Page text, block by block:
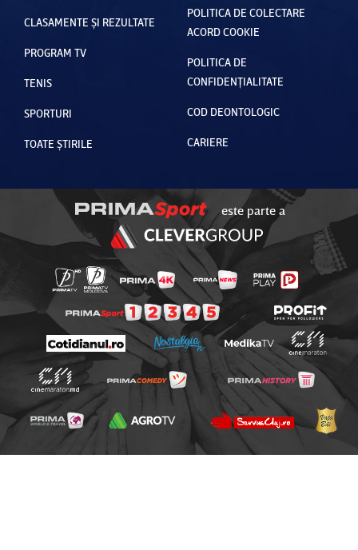
CLASAMENTE ȘI REZULTATE
PROGRAM TV
TENIS
SPORTURI
TOATE ȘTIRILE
POLITICA DE COLECTARE
ACORD COOKIE
POLITICA DE
CONFIDENȚIALITATE
COD DEONTOLOGIC
CARIERE
este parte a